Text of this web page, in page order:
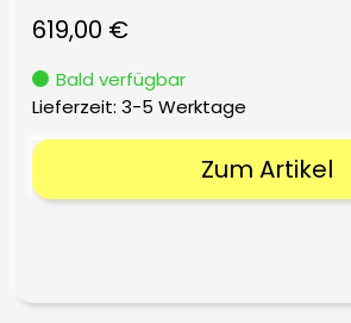
619,00 €
Bald verfügbar
Lieferzeit: 3-5 Werktage
Zum Artikel